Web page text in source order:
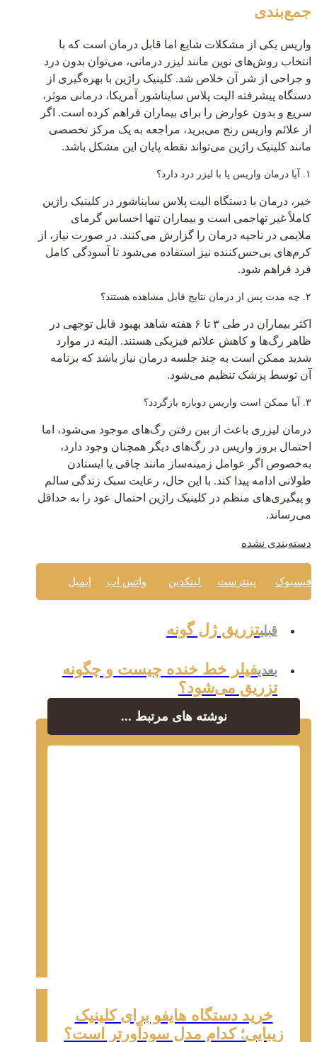
جمع‌بندی
واریس یکی از مشکلات شایع اما قابل درمان است که با
انتخاب روش‌های نوین مانند لیزر درمانی، می‌توان بدون درد
و جراحی از شر آن خلاص شد. کلینیک راژین با بهره‌گیری از
دستگاه پیشرفته الیت پلاس سایناشور آمریکا، درمانی موثر،
سریع و بدون عوارض را برای بیماران فراهم کرده است. اگر
از علائم واریس رنج می‌برید، مراجعه به یک مرکز تخصصی
مانند کلینیک راژین می‌تواند نقطه پایان این مشکل باشد.
۱. آیا درمان واریس پا با لیزر درد دارد؟
خیر، درمان با دستگاه الیت پلاس سایناشور در کلینیک راژین
کاملاً غیر تهاجمی است و بیماران تنها احساس گرمای
ملایمی در ناحیه درمان را گزارش می‌کنند. در صورت نیاز، از
کرم‌های بی‌حس‌کننده نیز استفاده می‌شود تا آسودگی کامل
فرد فراهم شود.
۲. چه مدت پس از درمان نتایج قابل مشاهده هستند؟
اکثر بیماران در طی ۳ تا ۶ هفته شاهد بهبود قابل توجهی در
ظاهر رگ‌ها و کاهش علائم فیزیکی هستند. البته در موارد
شدید ممکن است به چند جلسه درمان نیاز باشد که برنامه
آن توسط پزشک تنظیم می‌شود.
۳. آیا ممکن است واریس دوباره بازگردد؟
درمان لیزری باعث از بین رفتن رگ‌های موجود می‌شود، اما
احتمال بروز واریس در رگ‌های دیگر همچنان وجود دارد،
به‌خصوص اگر عوامل زمینه‌ساز مانند چاقی یا ایستادن
طولانی ادامه پیدا کند. با این حال، رعایت سبک زندگی سالم
و پیگیری‌های منظم در کلینیک راژین احتمال عود را به حداقل
می‌رساند.
دسته‌بندی نشده
فیسبوک پینترست لینکدین واتس اپ ایمیل
قبلیتزریق ژل گونه
بعدیفیلر خط خنده چیست و چگونه
تزریق می‌شود؟
نوشته های مرتبط ...
خرید دستگاه هایفو برای کلینیک
زیبایی؛ کدام مدل سودآورتر است؟